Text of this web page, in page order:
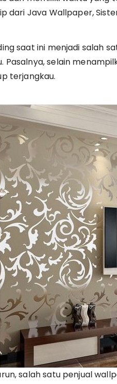
dari Java Wallpaper,
saat ini menjadi salah
Pasalnya, selain
terjangkau.
salah satu penjual